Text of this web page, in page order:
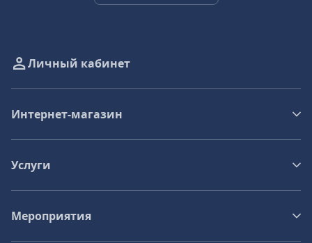
Личный кабинет
Интернет-магазин
Услуги
Мероприятия